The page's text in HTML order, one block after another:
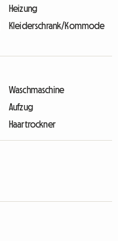
Heizung
Kleiderschrank/Kommode
Waschmaschine
Aufzug
Haartrockner